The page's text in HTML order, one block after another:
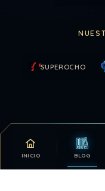
INICIO BLOG
SUPEROCHO
Tu apoyo hace